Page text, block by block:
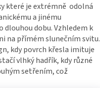
které je extrémně odolná
a jinému
dobu. Vzhledem k
na přímém slunečním svitu.
kdy povrch křesla imituje
vlhký hadřík, kdy různé
setřením, což